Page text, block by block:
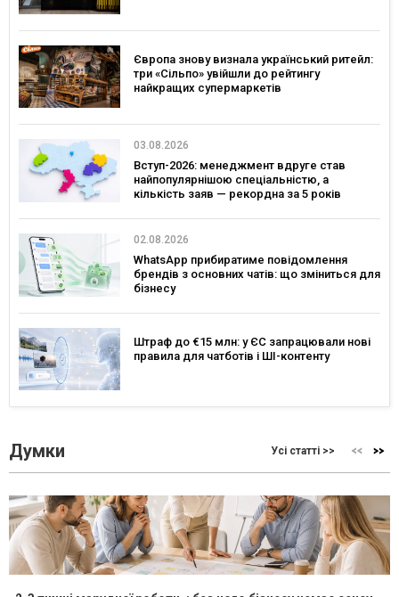
Європа знову визнала український ритейл:
три «Сільпо» увійшли до рейтингу
найкращих супермаркетів
03.08.2026
Вступ-2026: менеджмент вдруге став
найпопулярнішою спеціальністю, а
кількість заяв — рекордна за 5 років
02.08.2026
WhatsApp прибиратиме повідомлення
брендів з основних чатів: що зміниться для
бізнесу
Штраф до €15 млн: у ЄС запрацювали нові
правила для чатботів і ШІ-контенту
Думки Усі статті >>